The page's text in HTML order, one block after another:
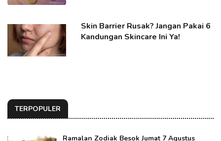
Skin Barrier Rusak? Jangan Pakai 6
Kandungan Skincare Ini Ya!
TERPOPULER
Ramalan Zodiak Besok Jumat 7 Agustus